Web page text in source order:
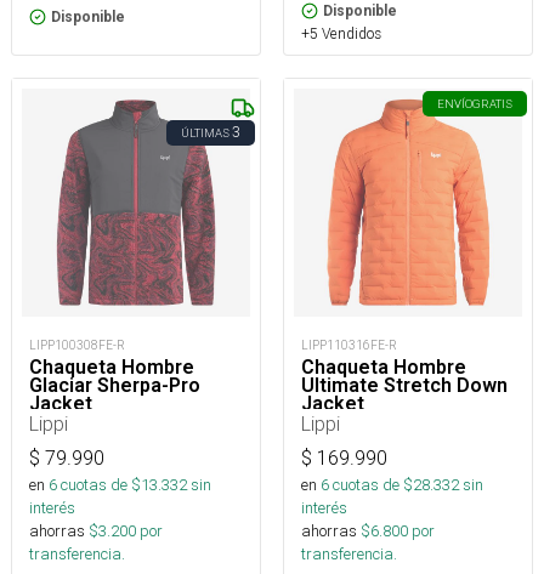
Disponible Disponible
+5 Vendidos
ÚLTIMAS3
LIPP100308FE-R
Chaqueta Hombre
Glaciar Sherpa-Pro
Jacket
Lippi
$ 79.990
en 6cuotas de $13.332sin
interés
ahorras $3.200 por
transferencia.
ENVÍOGRATIS
LIPP110316FE-R
Chaqueta Hombre
Ultimate Stretch Down
Jacket
Lippi
$ 169.990
en 6cuotas de $28.332sin
interés
ahorras $6.800 por
transferencia.